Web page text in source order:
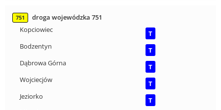
751
droga wojewódzka 751
Kopciowiec
T
Bodzentyn
T
Dąbrowa Górna
T
Wojciecjów
T
Jeziorko
T